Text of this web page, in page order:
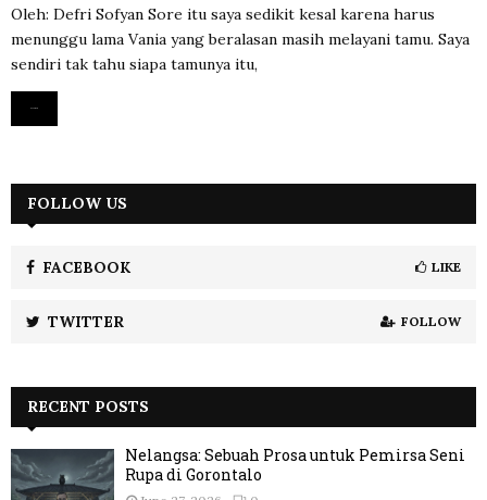
Oleh: Defri Sofyan Sore itu saya sedikit kesal karena harus
menunggu lama Vania yang beralasan masih melayani tamu. Saya
sendiri tak tahu siapa tamunya itu,
FOLLOW US
FACEBOOK LIKE
TWITTER FOLLOW
RECENT POSTS
Nelangsa: Sebuah Prosa untuk Pemirsa Seni
Rupa di Gorontalo